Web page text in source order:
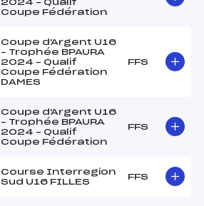
2024 – Qualif
Coupe Fédération
Coupe d'Argent U16
– Trophée BPAURA
2024 – Qualif
Coupe Fédération
DAMES
FFS
Coupe d'Argent U16
– Trophée BPAURA
2024 – Qualif
Coupe Fédération
FFS
Course Interregion
Sud U16 FILLES
FFS